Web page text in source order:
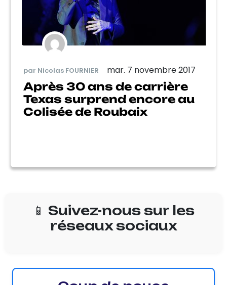
par Nicolas FOURNIER mar. 7 novembre 2017
Après 30 ans de carrière
Texas surprend encore au
Colisée de Roubaix
📱 Suivez-nous sur les
réseaux sociaux